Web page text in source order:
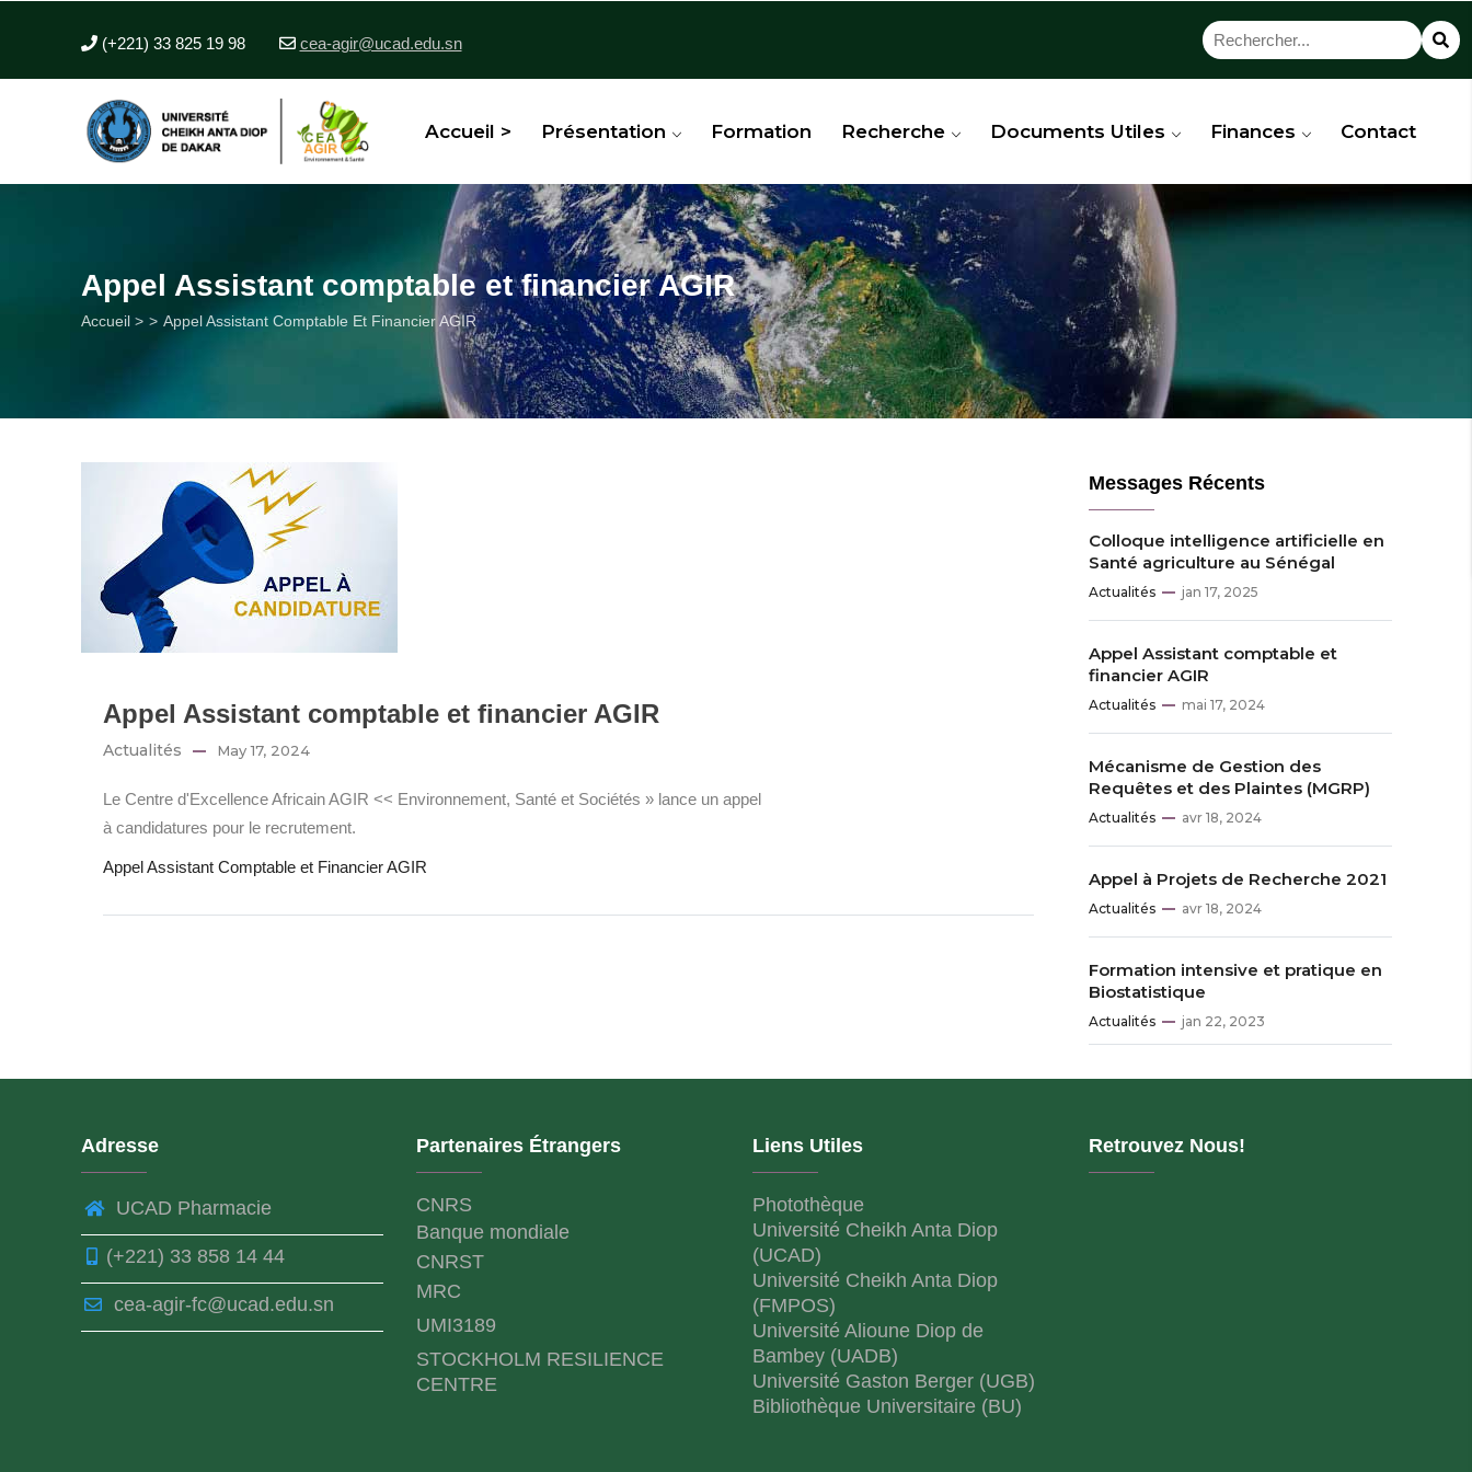
(+221) 33 825 19 98 cea-agir@ucad.edu.sn
Accueil > Présentation Formation Recherche Documents Utiles Finances Contact
Appel Assistant comptable et financier AGIR
Fil
Accueil > Appel Assistant Comptable Et Financier AGIR
Appel Assistant comptable et financier AGIR
Actualités May 17, 2024
Le Centre d'Excellence Africain AGIR << Environnement, Santé et Sociétés » lance un appel
à candidatures pour le recrutement.
Appel Assistant Comptable et Financier AGIR
Messages Récents
Colloque intelligence artificielle en
Santé agriculture au Sénégal
Actualités jan 17, 2025
Appel Assistant comptable et
financier AGIR
Actualités mai 17, 2024
Mécanisme de Gestion des
Requêtes et des Plaintes (MGRP)
Actualités avr 18, 2024
Appel à Projets de Recherche 2021
Actualités avr 18, 2024
Formation intensive et pratique en
Biostatistique
Actualités jan 22, 2023
Adresse
UCAD Pharmacie
(+221) 33 858 14 44
cea-agir-fc@ucad.edu.sn
Partenaires Étrangers
CNRS
Banque mondiale
CNRST
MRC
UMI3189
STOCKHOLM RESILIENCE
CENTRE
Liens Utiles
Photothèque
Université Cheikh Anta Diop
(UCAD)
Université Cheikh Anta Diop
(FMPOS)
Université Alioune Diop de
Bambey (UADB)
Université Gaston Berger (UGB)
Bibliothèque Universitaire (BU)
Retrouvez Nous!